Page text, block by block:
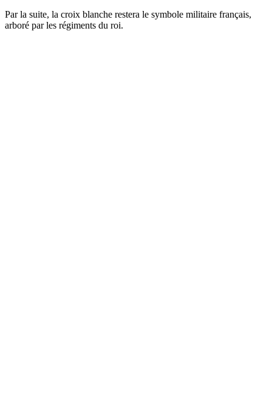
Par la suite, la croix blanche restera le symbole militaire français,
arboré par les régiments du roi.